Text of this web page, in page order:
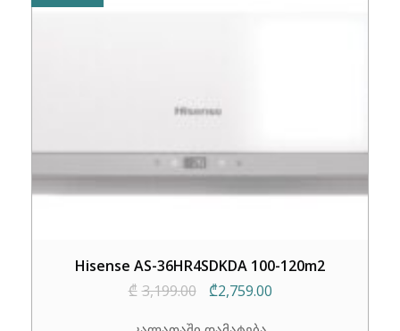
Hisense AS-36HR4SDKDA 100-120m2
₾ 3,199.00
Original
₾2,759.00Current